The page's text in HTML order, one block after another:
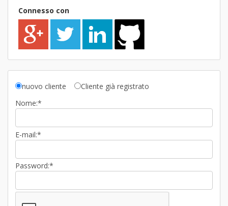
Connesso con
nuovo cliente
Cliente già registrato
Nome:*
E-mail:*
Password:*